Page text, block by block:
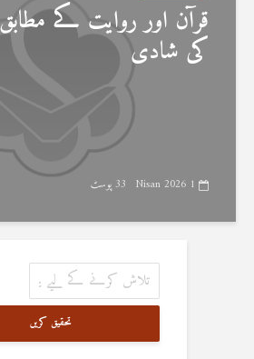
قرآن اور روایت کے
کی شادی
1 Nisan 2026 33 پوسٹ
تحقیق کریں